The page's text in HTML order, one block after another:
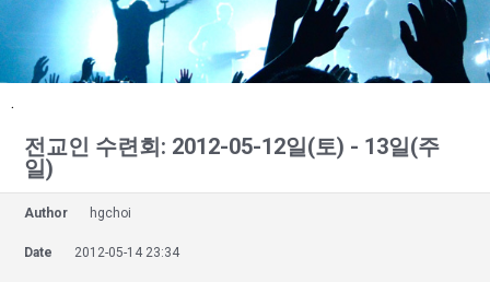
.
전교인 수련회: 2012-05-12일(토) - 13일(주
일)
Author hgchoi
Date 2012-05-14 23:34